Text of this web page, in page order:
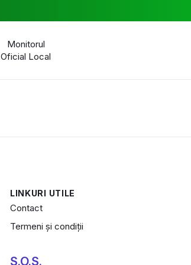
Monitorul
Oficial Local
LINKURI UTILE
Contact
Termeni și condiții
S.O.S.